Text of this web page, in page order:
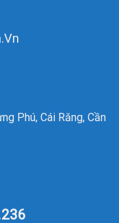
Phú, Cái Răng, Cần